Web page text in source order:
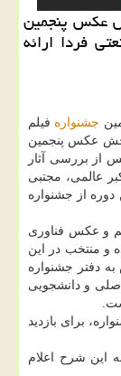
عكس پنجمین
فردا ارائه
جشنواره فیلم
عكس پنجمین
از بررسی آثار
عالمی، مجتبی
دوره از جشنواره
و عكس فناوری
و منتخب در این
فریم عكس به دفتر جشنواره
و دانشجویی
برای بازدید
این شرح اعلام